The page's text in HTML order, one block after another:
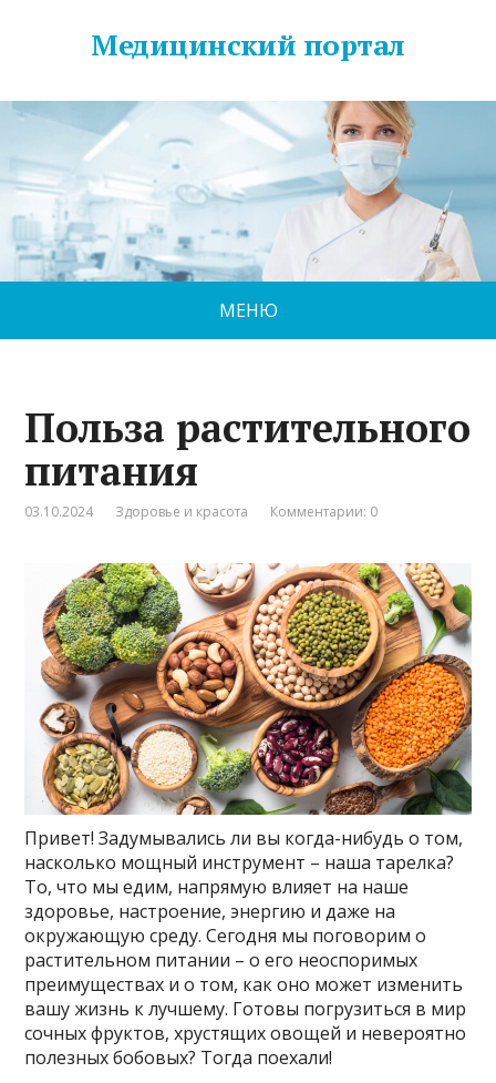
Медицинский портал
МЕНЮ
Польза растительного
питания
03.10.2024 Здоровье и красота Комментарии: 0
Привет! Задумывались ли вы когда-нибудь о том,
насколько мощный инструмент – наша тарелка?
То, что мы едим, напрямую влияет на наше
здоровье, настроение, энергию и даже на
окружающую среду. Сегодня мы поговорим о
растительном питании – о его неоспоримых
преимуществах и о том, как оно может изменить
вашу жизнь к лучшему. Готовы погрузиться в мир
сочных фруктов, хрустящих овощей и невероятно
полезных бобовых? Тогда поехали!